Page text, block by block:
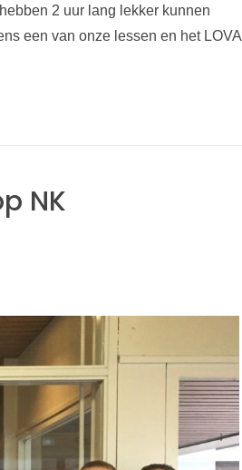
2 uur lang lekker kunnen
een van onze lessen en het LOVA
NK